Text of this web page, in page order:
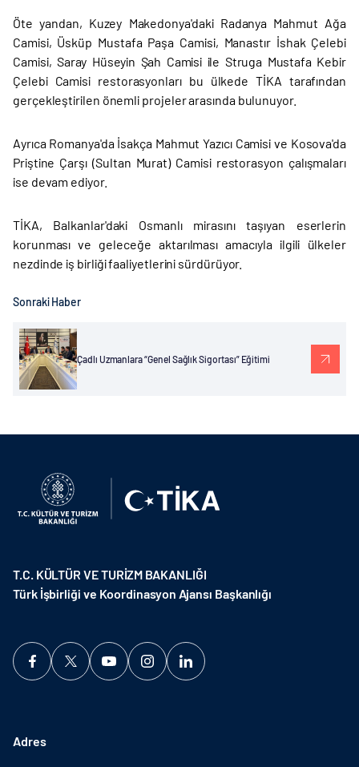
Öte yandan, Kuzey Makedonya'daki Radanya Mahmut Ağa
Camisi, Üsküp Mustafa Paşa Camisi, Manastır İshak Çelebi
Camisi, Saray Hüseyin Şah Camisi ile Struga Mustafa Kebir
Çelebi Camisi restorasyonları bu ülkede TİKA tarafından
gerçekleştirilen önemli projeler arasında bulunuyor.
Ayrıca Romanya'da İsakça Mahmut Yazıcı Camisi ve Kosova'da
Priştine Çarşı (Sultan Murat) Camisi restorasyon çalışmaları
ise devam ediyor.
TİKA, Balkanlar'daki Osmanlı mirasını taşıyan eserlerin
korunması ve geleceğe aktarılması amacıyla ilgili ülkeler
nezdinde iş birliği faaliyetlerini sürdürüyor.
Sonraki Haber
Çadlı Uzmanlara “Genel Sağlık Sigortası” Eğitimi
T.C. KÜLTÜR VE TURİZM BAKANLIĞI
Türk İşbirliği ve Koordinasyon Ajansı Başkanlığı
Adres